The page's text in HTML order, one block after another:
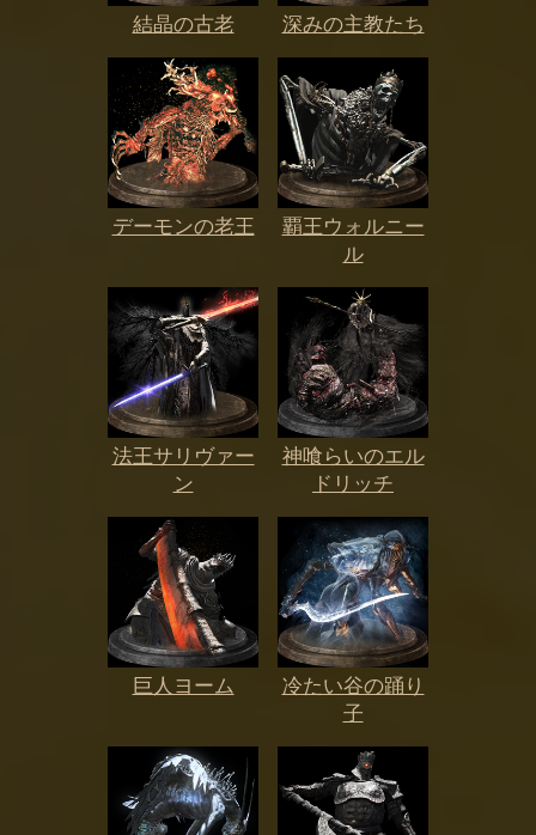
結晶の古老 深みの主教たち
デーモンの老王
覇王ウォルニー
ル
法王サリヴァー
ン
神喰らいのエル
ドリッチ
巨人ヨーム
冷たい谷の踊り
子